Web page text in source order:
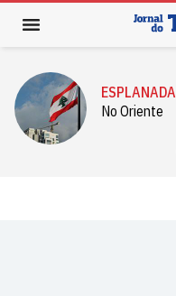
ESPLANADA
No Oriente